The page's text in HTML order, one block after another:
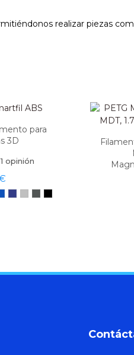
realizar piezas
para
3D
1 opinión